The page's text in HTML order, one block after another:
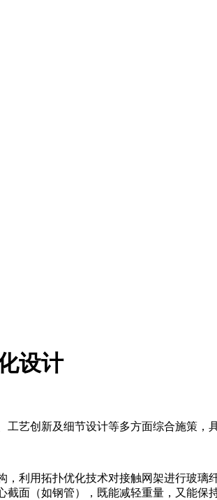
设计
艺创新及细节设计等多方面综合施策，
利用拓扑优化技术对接触网架进行玻
面（如钢管），既能减轻重量，又能保